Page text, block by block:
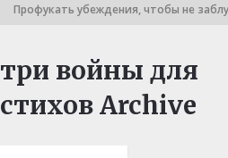
Профукать убеждения, чтобы не
три войны для
стихов Archive